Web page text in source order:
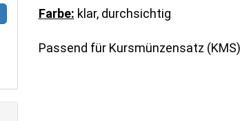
Farbe: klar, durchsichtig
Passend für Kursmünzensatz